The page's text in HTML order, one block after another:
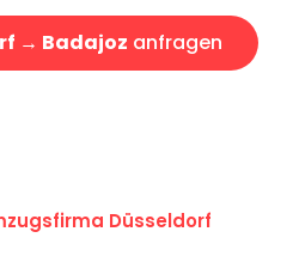
→ Badajoz anfragen
Düsseldorf